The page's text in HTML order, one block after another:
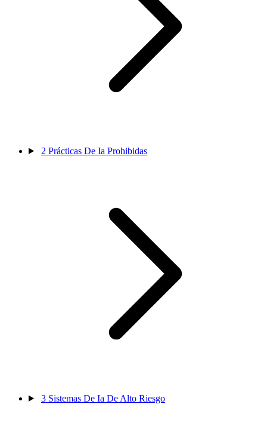
2 Prácticas De Ia Prohibidas
3 Sistemas De Ia De Alto Riesgo